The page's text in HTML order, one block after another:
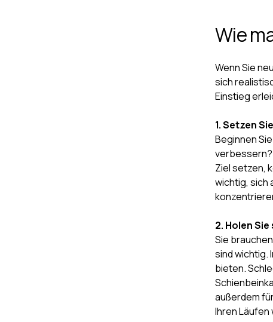
Wie
Wenn Sie
sich
Einstieg
1. Setzen
Beginnen
verbessern?
Ziel setzen,
wichtig, sich
2. Holen
Sie
sind wichtig.
bieten.
außerdem
Ihren Läufen